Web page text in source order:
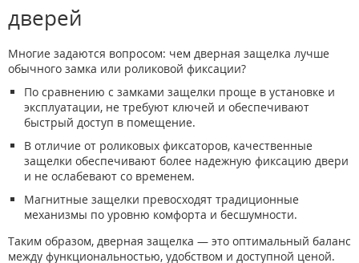
дверей
Многие задаются вопросом: чем дверная защелка лучше
обычного замка или роликовой фиксации?
По сравнению с замками защелки проще в установке и
эксплуатации, не требуют ключей и обеспечивают
быстрый доступ в помещение.
В отличие от роликовых фиксаторов, качественные
защелки обеспечивают более надежную фиксацию двери
и не ослабевают со временем.
Магнитные защелки превосходят традиционные
механизмы по уровню комфорта и бесшумности.
Таким образом, дверная защелка — это оптимальный баланс
между функциональностью, удобством и доступной ценой.